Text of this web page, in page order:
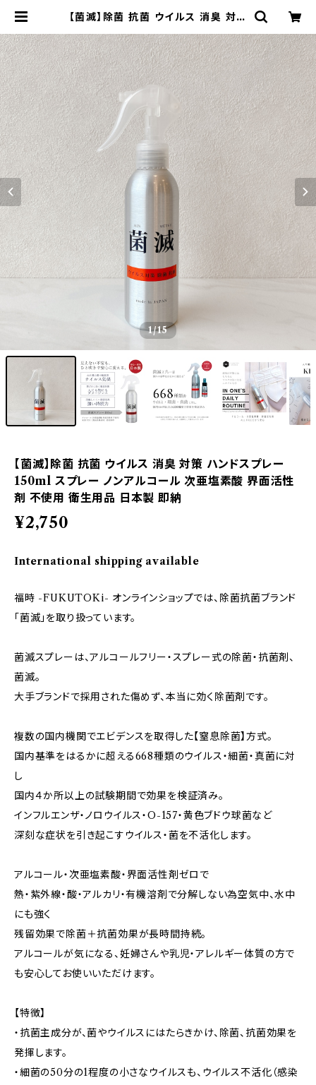
【菌滅】除菌 抗菌 ウイルス 消臭 対策
アルコール 次亜塩素酸 界面活性剤
不使用 衛生用品 日本製 即納 | 福時
-FUKUTOKi- オンラインショップ
1/15
【菌滅】除菌 抗菌 ウイルス 消臭 対策 ハンドスプレー
150ml スプレー ノンアルコール 次亜塩素酸 界面活性
剤 不使用 衛生用品 日本製 即納
¥2,750
International shipping available
福時 -FUKUTOKi- オンラインショップでは、除菌抗菌ブランド
「菌滅」を取り扱っています。
菌滅スプレーは、アルコールフリー・スプレー式の除菌・抗菌剤、
菌滅。
大手ブランドで採用された傷めず、本当に効く除菌剤です。
複数の国内機関でエビデンスを取得した【窒息除菌】方式。
国内基準をはるかに超える668種類のウイルス・細菌・真菌に対
し
国内４か所以上の試験期間で効果を検証済み。
インフルエンザ・ノロウイルス・O-157・黄色ブドウ球菌など
深刻な症状を引き起こすウイルス・菌を不活化します。
アルコール・次亜塩素酸・界面活性剤ゼロで
熱・紫外線・酸・アルカリ・有機溶剤で分解しない為空気中、水中
にも強く
残留効果で除菌＋抗菌効果が長時間持続。
アルコールが気になる、妊婦さんや乳児・アレルギー体質の方で
も安心してお使いいただけます。
【特徴】
・抗菌主成分が、菌やウイルスにはたらきかけ、除菌、抗菌効果を
発揮します。
・細菌の50分の1程度の小さなウイルスも、ウイルス不活化（感染